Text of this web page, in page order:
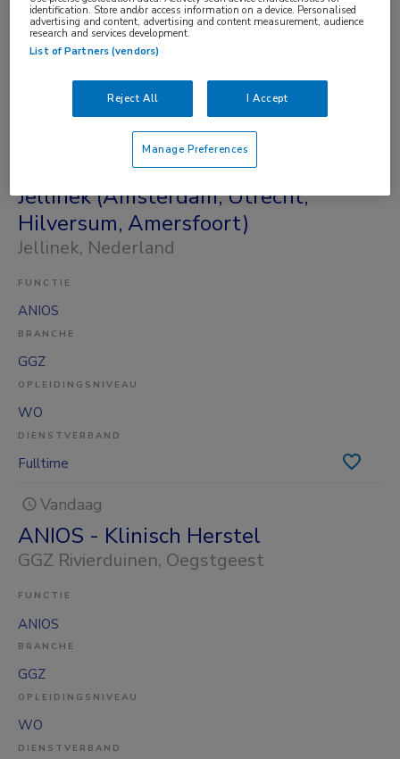
OPLEIDINGSNIVEAU
HBO
Niet nader bepaald
ANIOS Verslavingsgeneeskunde –
Jellinek (Amsterdam, Utrecht,
Hilversum, Amersfoort)
Jellinek, Nederland
FUNCTIE
ANIOS
BRANCHE
GGZ
OPLEIDINGSNIVEAU
WO
DIENSTVERBAND
Fulltime
Vandaag
ANIOS - Klinisch Herstel
GGZ Rivierduinen, Oegstgeest
FUNCTIE
ANIOS
BRANCHE
GGZ
OPLEIDINGSNIVEAU
WO
DIENSTVERBAND
identification. Store and/or access information on a device. Personalised
advertising and content, advertising and content measurement, audience
research and services development.
List of Partners (vendors)
Reject All I Accept
Manage Preferences